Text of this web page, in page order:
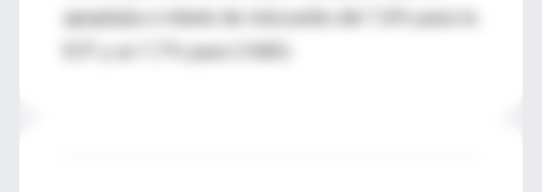
apoplejía e infarto de miocardio del 7,6% para la